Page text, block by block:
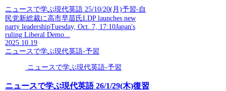
ニュースで学ぶ現代英語 25/10/20(月)予習-自
民党新総裁に高市早苗氏LDP launches new
party leadershipTuesday, Oct. 7, 17:10Japan's
ruling Liberal Demo...
2025.10.19
ニュースで学ぶ現代英語-予習
ニュースで学ぶ現代英語-予習
ニュースで学ぶ現代英語 26/1/29(木)復習